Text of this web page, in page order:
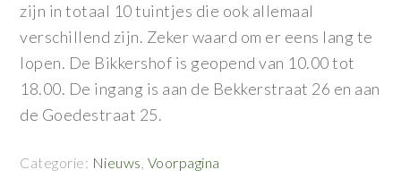
zijn in totaal 10 tuintjes die ook allemaal
verschillend zijn. Zeker waard om er eens lang te
lopen. De Bikkershof is geopend van 10.00 tot
18.00. De ingang is aan de Bekkerstraat 26 en aan
de Goedestraat 25.
Categorie: Nieuws Voorpagina